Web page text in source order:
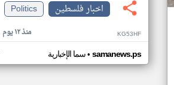
اخبار فلسطين
Politics
منذ ١٢ يوم KG53HF
سما الإخبارية• samanews.ps